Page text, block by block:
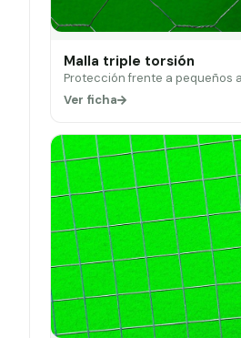
Malla triple torsión
Protección frente a pequeños
Ver ficha